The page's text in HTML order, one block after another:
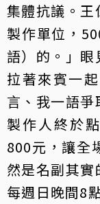
集體抗議。王
製作單位，
語）的。」眼
拉著來賓一
言、我一語爭
製作人終於
800元，讓全
然是名副其
每週日晚間8